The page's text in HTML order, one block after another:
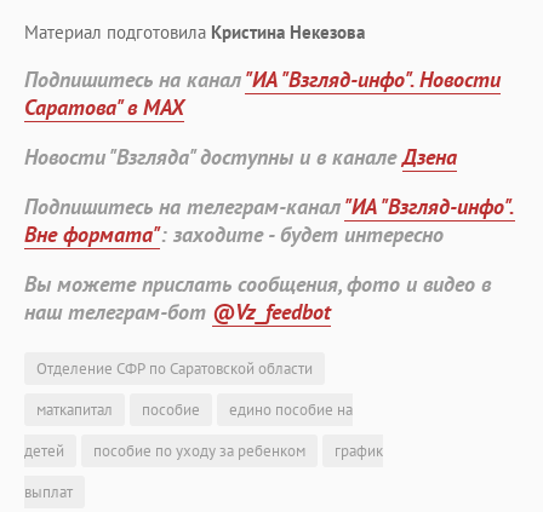
Материал подготовила Кристина Некезова
Подпишитесь на канал"ИА "Взгляд-инфо". Новости
Саратова" в MAX
Новости "Взгляда" доступны и в каналеДзена
Подпишитесь на телеграм-канал"ИА "Взгляд-инфо".
Вне формата": заходите - будет интересно
Вы можете прислать сообщения, фото и видео в
наш телеграм-бот @Vz_feedbot
Отделение СФР по Саратовской области
маткапитал
пособие
едино пособие на
детей
пособие по уходу за ребенком
график
выплат